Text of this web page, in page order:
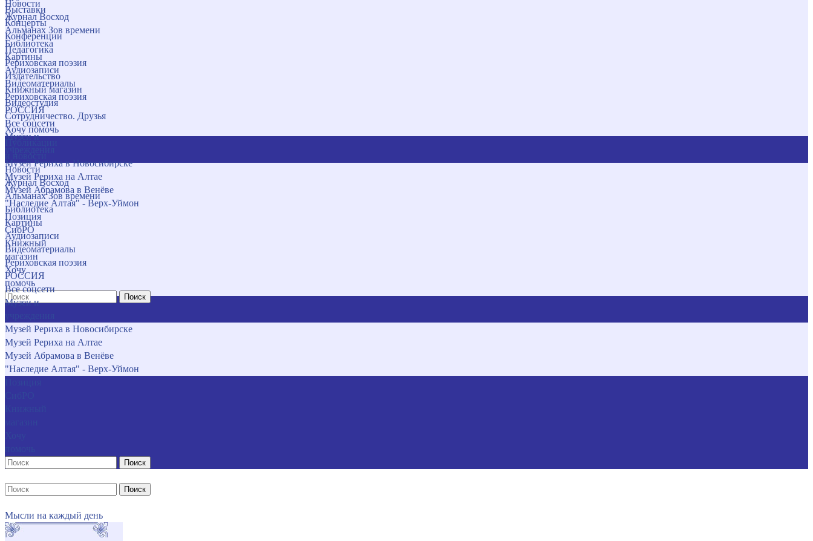
Новости
Журнал Восход
Альманах Зов времени
Библиотека
Картины
Аудиозаписи
Видеоматериалы
Рериховская поэзия
РОССИЯ
Все соцсети
Музеи и
Музей Рериха в Новосибирске
Музей Рериха на Алтае
Музей Абрамова в Венёве
"Наследие Алтая" - Верх-Уймон
Позиция
СибРО
Книжный
магазин
Хочу
помочь
Поиск
Выставки
Концерты
Конференции
Педагогика
Рериховская поэзия
Издательство
Книжный магазин
Видеостудия
Сотрудничество. Друзья
Хочу помочь
Новости
Журнал Восход
Альманах Зов времени
Библиотека
Картины
Аудиозаписи
Видеоматериалы
Рериховская поэзия
РОССИЯ
Все соцсети
Музеи и
Музей Рериха в Новосибирске
Музей Рериха на Алтае
Музей Абрамова в Венёве
"Наследие Алтая" - Верх-Уймон
Поиск
Поиск
Мысли на каждый день